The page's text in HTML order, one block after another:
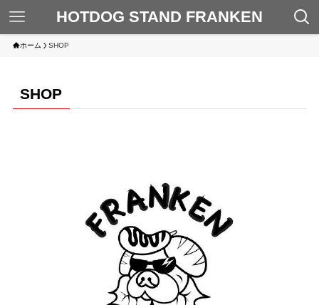
HOTDOG STAND FRANKEN
ホーム SHOP
SHOP